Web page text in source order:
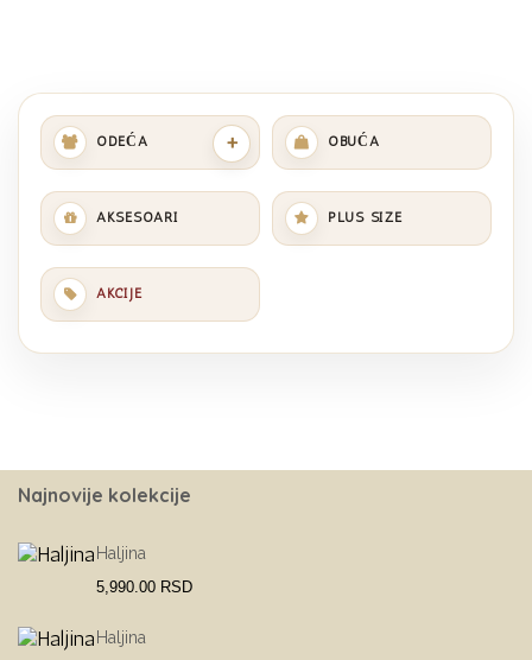
ODEĆA + OBUĆA
AKSESOARI PLUS SIZE
AKCIJE
Najnovije kolekcije
Haljina
5,990.00 RSD
Haljina